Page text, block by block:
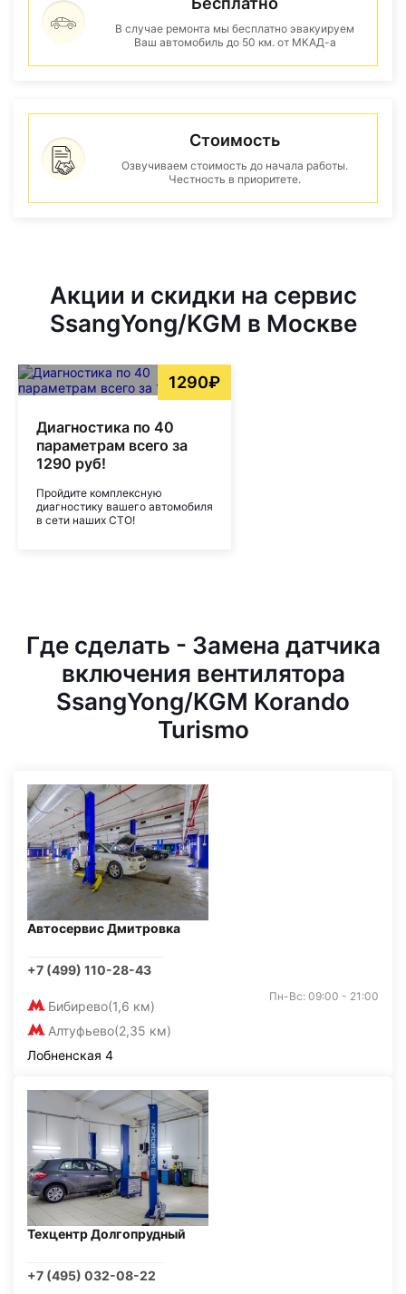
В случае ремонта мы бесплатно эвакуируем
Ваш автомобиль до 50 км. от МКАД-а
Стоимость
Озвучиваем стоимость до начала работы.
Честность в приоритете.
Акции и скидки на сервис
SsangYong/KGM в Москве
1290₽
Диагностика по 40
параметрам всего за
1290 руб!
Пройдите комплексную
диагностику вашего автомобиля
в сети наших СТО!
Где сделать - Замена датчика
включения вентилятора
SsangYong/KGM Korando
Turismo
Автосервис Дмитровка
+7 (499) 110-28-43
Бибирево(1,6 км)
Алтуфьево(2,35 км)
Пн-Вс: 09:00 - 21:00
Лобненская 4
Техцентр Долгопрудный
+7 (495) 032-08-22